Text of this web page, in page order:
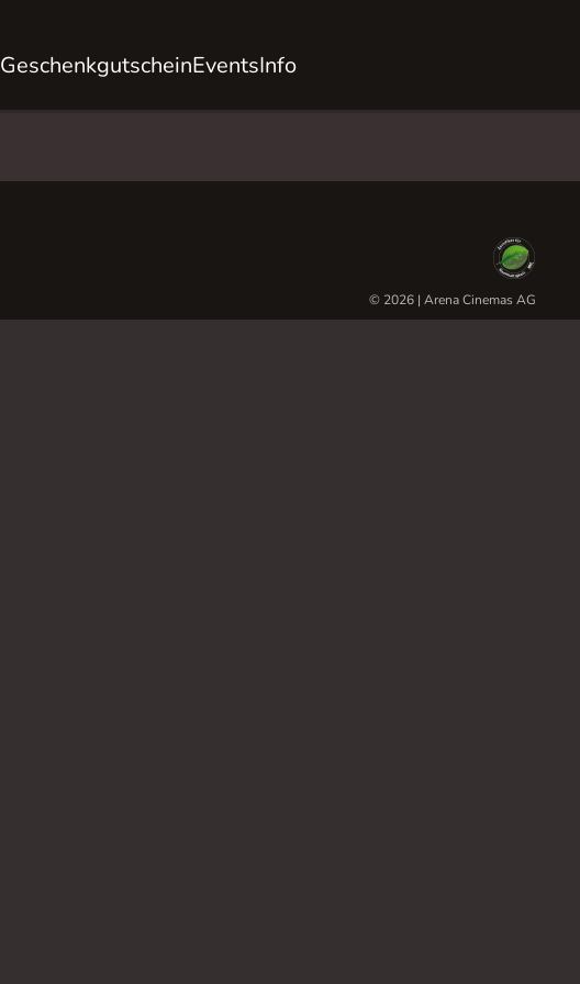
GeschenkgutscheinEventsInfo
© 2026 | Arena Cinemas AG